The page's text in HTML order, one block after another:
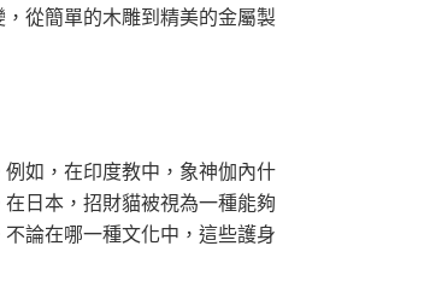
從簡單的木雕到精美的金屬製
如，在印度教中，象神伽內什
日本，招財貓被視為一種能夠
論在哪一種文化中，這些護身